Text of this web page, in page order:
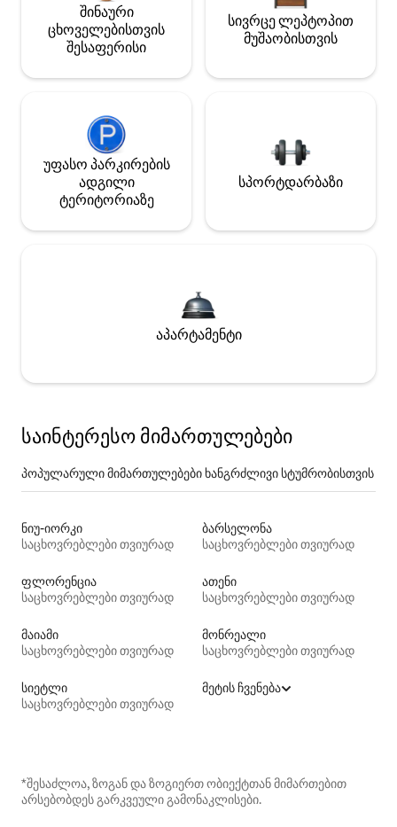
შინაური
ცხოველებისთვის
შესაფერისი
სივრცე ლეპტოპით
მუშაობისთვის
უფასო პარკირების
ადგილი
ტერიტორიაზე
სპორტდარბაზი
აპარტამენტი
საინტერესო მიმართულებები
პოპულარული მიმართულებები ხანგრძლივი სტუმრობისთვის
ნიუ-იორკი
საცხოვრებლები თვიურად
ბარსელონა
საცხოვრებლები თვიურად
ფლორენცია
საცხოვრებლები თვიურად
ათენი
საცხოვრებლები თვიურად
მაიამი
საცხოვრებლები თვიურად
მონრეალი
საცხოვრებლები თვიურად
სიეტლი
საცხოვრებლები თვიურად
მეტის ჩვენება
*შესაძლოა, ზოგან და ზოგიერთ ობიექტთან მიმართებით
არსებობდეს გარკვეული გამონაკლისები.